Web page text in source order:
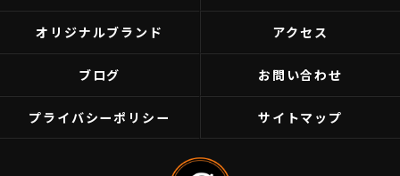
オリジナルブランド アクセス
ブログ お問い合わせ
プライバシーポリシー サイトマップ